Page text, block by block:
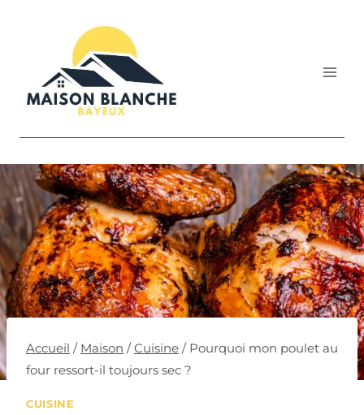
Accueil / Maison / Cuisine / Pourquoi mon poulet au
four ressort-il toujours sec ?
CUISINE